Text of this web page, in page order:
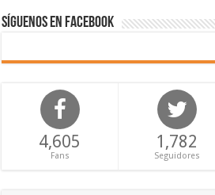
Síguenos en Facebook
4,605
Fans
1,782
Seguidores